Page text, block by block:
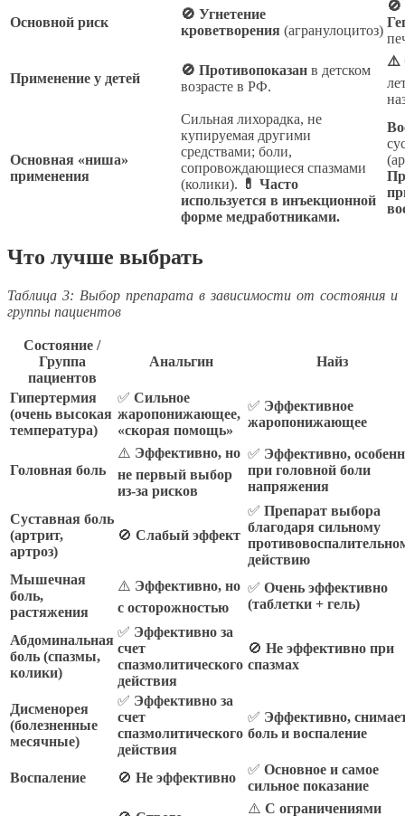
Основной риск
🚫 Угнетение
кроветворения (агранулоцитоз)
🚫
Применение у детей
🚫 Противопоказан в детском
возрасте в РФ.
⚠️
Основная «ниша»
применения
Сильная лихорадка, не
купируемая другими
средствами; боли,
сопровождающиеся спазмами
(колики). 💊 Часто
используется в инъекционной
форме медработниками.
Что лучше выбрать
Таблица 3: Выбор препарата в зависимости от состояния и
группы пациентов
Состояние /
Группа
пациентов
Анальгин Найз
Гипертермия
(очень высокая
температура)
✅ Сильное
жаропонижающее,
«скорая помощь»
✅ Эффективное
жаропонижающее
Головная боль
⚠️ Эффективно, но
не первый выбор
из-за рисков
✅ Эффективно,
при головной боли
напряжения
Суставная боль
(артрит,
артроз)
🚫 Слабый эффект
✅ Препарат выбора
благодаря сильному
действию
Мышечная
боль,
растяжения
⚠️ Эффективно, но
с осторожностью
✅ Очень эффективно
(таблетки + гель)
Абдоминальная
боль (спазмы,
колики)
✅ Эффективно за
счет
спазмолитического
действия
🚫 Не эффективно при
спазмах
Дисменорея
(болезненные
месячные)
✅ Эффективно за
счет
спазмолитического
действия
✅ Эффективно,
боль и воспаление
Воспаление 🚫 Не эффективно
✅ Основное и самое
сильное показание
⚠️ С ограничениями